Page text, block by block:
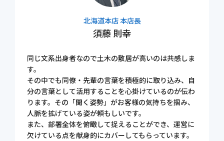
北海道本店 本店長
須藤 則幸
同じ文系出身者なので土木の敷居が高いのは共感しま
す。
その中でも同僚・先輩の言葉を積極的に取り込み、自
分の言葉として活用することを心掛けているのが伝わ
ります。その「聞く姿勢」がお客様の気持ちを掴み、
人脈を拡げている姿が頼もしいです。
また、部署全体を俯瞰して捉えることができ、運営に
欠けている点を献身的にカバーしてもらっています。